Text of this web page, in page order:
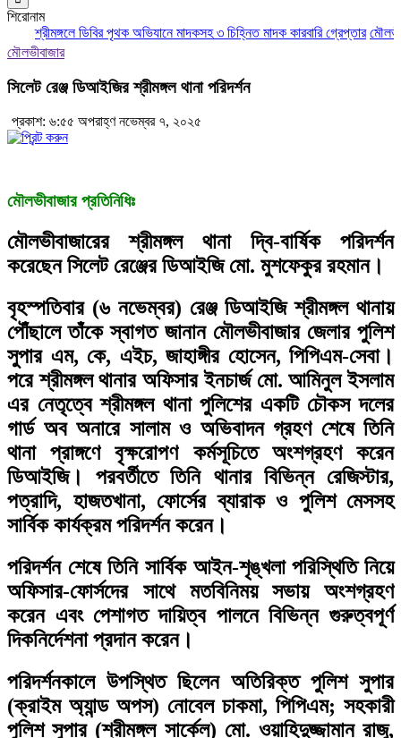
শিরোনাম
শ্রীমঙ্গলে ডিবির পৃথক অভিযানে মাদকসহ ৩ চিহ্নিত মাদক কারবারি গ্রেপ্তার
মৌলভীবাজার
সিলেট রেঞ্জ ডিআইজির শ্রীমঙ্গল থানা পরিদর্শন
প্রকাশ: ৬:৫৫ অপরাহ্ণ নভেম্বর ৭, ২০২৫
মৌলভীবাজার প্রতিনিধিঃ
মৌলভীবাজারের শ্রীমঙ্গল থানা দ্বি-বার্ষিক পরিদর্শন
করেছেন সিলেট রেঞ্জের ডিআইজি মো. মুশফেকুর রহমান।
বৃহস্পতিবার (৬ নভেম্বর) রেঞ্জ ডিআইজি শ্রীমঙ্গল থানায়
পৌঁছালে তাঁকে স্বাগত জানান মৌলভীবাজার জেলার পুলিশ
সুপার এম, কে, এইচ, জাহাঙ্গীর হোসেন, পিপিএম-সেবা।
পরে শ্রীমঙ্গল থানার অফিসার ইনচার্জ মো. আমিনুল ইসলাম
এর নেতৃত্বে শ্রীমঙ্গল থানা পুলিশের একটি চৌকস দলের
গার্ড অব অনারে সালাম ও অভিবাদন গ্রহণ শেষে তিনি
থানা প্রাঙ্গণে বৃক্ষরোপণ কর্মসূচিতে অংশগ্রহণ করেন
ডিআইজি। পরবর্তীতে তিনি থানার বিভিন্ন রেজিস্টার,
পত্রাদি, হাজতখানা, ফোর্সের ব্যারাক ও পুলিশ মেসসহ
সার্বিক কার্যক্রম পরিদর্শন করেন।
পরিদর্শন শেষে তিনি সার্বিক আইন-শৃঙ্খলা পরিস্থিতি নিয়ে
অফিসার-ফোর্সদের সাথে মতবিনিময় সভায় অংশগ্রহণ
করেন এবং পেশাগত দায়িত্ব পালনে বিভিন্ন গুরুত্বপূর্ণ
দিকনির্দেশনা প্রদান করেন।
পরিদর্শনকালে উপস্থিত ছিলেন অতিরিক্ত পুলিশ সুপার
(ক্রাইম অ্যান্ড অপস) নোবেল চাকমা, পিপিএম; সহকারী
পুলিশ সুপার (শ্রীমঙ্গল সার্কেল) মো. ওয়াহিদুজ্জামান রাজু,